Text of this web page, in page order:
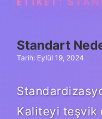
Standart
Tarih: Eylül 19, 2024
Kaliteyi teşvik